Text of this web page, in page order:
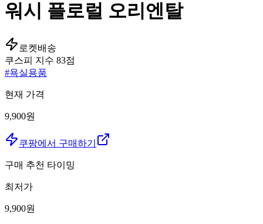
워시 플로럴 오리엔탈
로켓배송
쿠스피 지수 83점
#욕실용품
현재 가격
9,900원
쿠팡에서 구매하기
구매 추천 타이밍
최저가
9,900원